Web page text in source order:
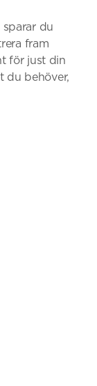
du
fram
för just din
du behöver,